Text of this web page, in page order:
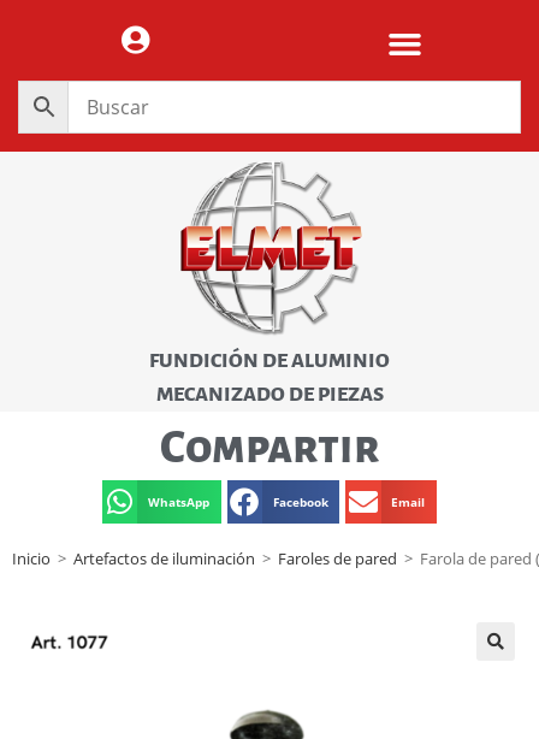
FUNDICIÓN DE ALUMINIO
MECANIZADO DE PIEZAS
Compartir
WhatsApp Facebook Email
Inicio > Artefactos de iluminación > Faroles de pared > Farola de pared